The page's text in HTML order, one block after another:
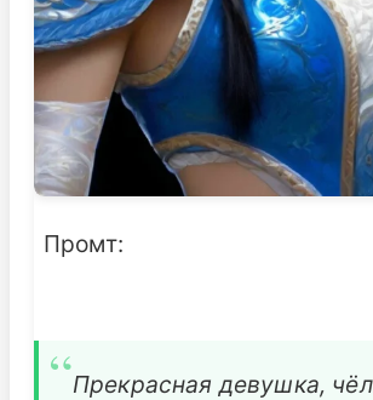
Промт:
Прекрасная девушка,